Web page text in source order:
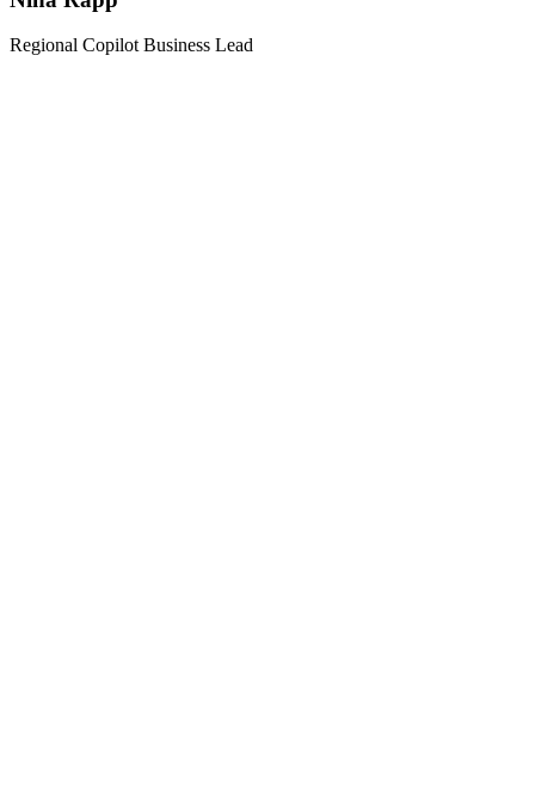
Regional Copilot Business Lead